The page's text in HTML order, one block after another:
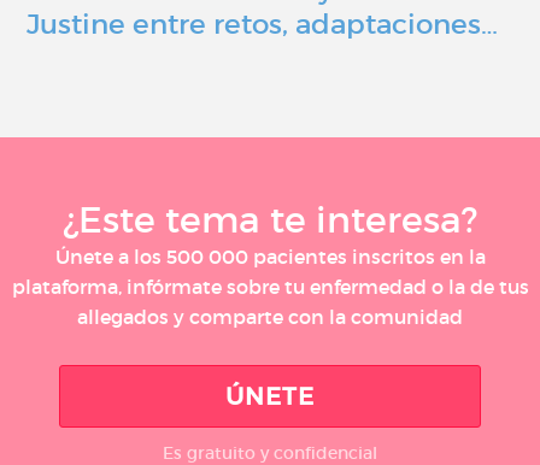
Justine entre retos, adaptaciones…
¿Este tema te interesa?
Únete a los 500 000 pacientes inscritos en la
plataforma, infórmate sobre tu enfermedad o la de tus
allegados y comparte con la comunidad
ÚNETE
Es gratuito y confidencial